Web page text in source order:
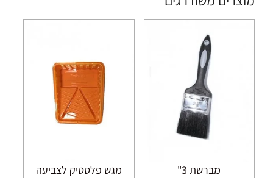
מברשת 3" מגש פלסטיק לצביעה